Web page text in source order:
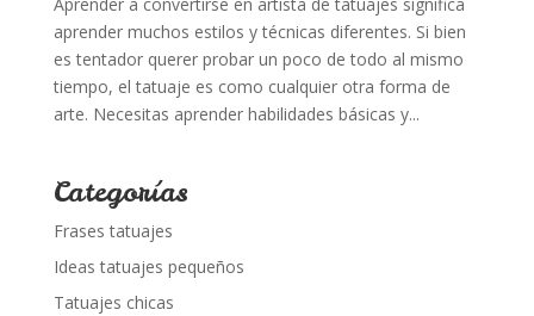
aprender muchos estilos y técnicas diferentes. Si bien
es tentador querer probar un poco de todo al mismo
tiempo, el tatuaje es como cualquier otra forma de
arte. Necesitas aprender habilidades básicas y...
Categorías
Frases tatuajes
Ideas tatuajes pequeños
Tatuajes chicas